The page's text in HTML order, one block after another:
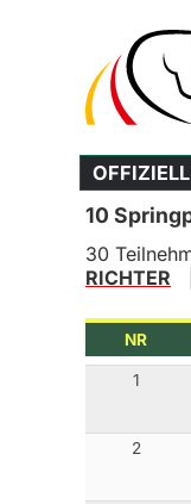
10
30
RICHTER
NR
1
2